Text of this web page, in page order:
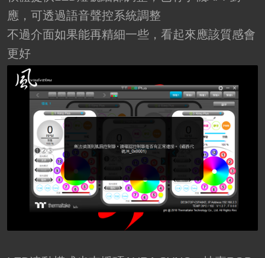
應，可透過語音聲控系統調整
不過介面如果能再精細一些，看起來應該質感會
更好